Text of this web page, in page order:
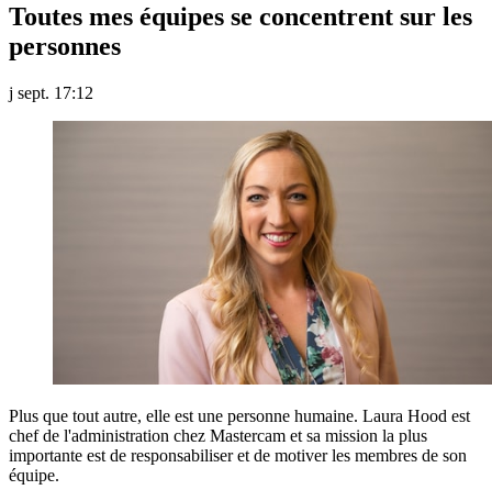
Toutes mes équipes se concentrent sur les
personnes
j sept. 17:12
Plus que tout autre, elle est une personne humaine. Laura Hood est
chef de l'administration chez Mastercam et sa mission la plus
importante est de responsabiliser et de motiver les membres de son
équipe.